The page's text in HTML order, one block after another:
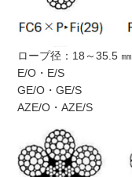
ロープ径：18～35.5 ㎜
E/O・E/S
GE/O・GE/S
AZE/O・AZE/S